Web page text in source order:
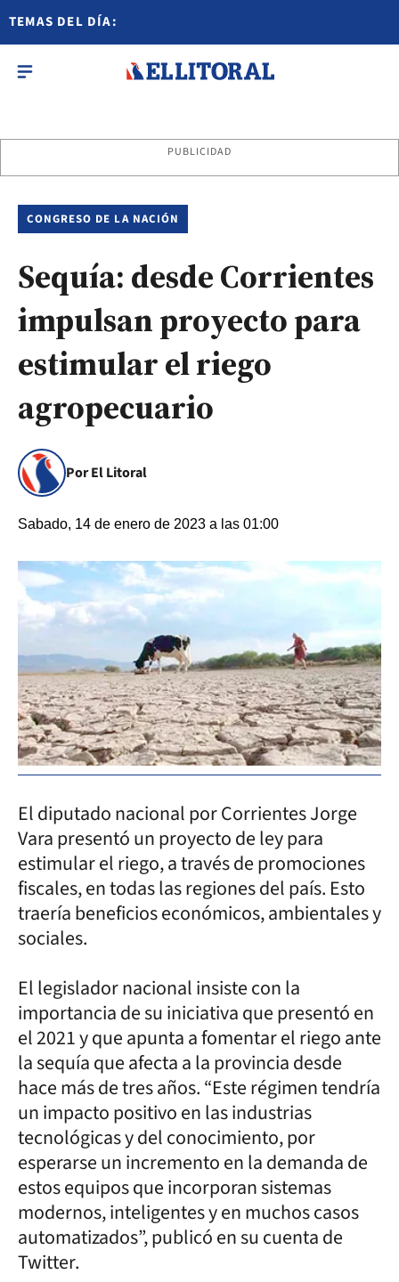
TEMAS DEL DÍA:
PUBLICIDAD
CONGRESO DE LA NACIÓN
Sequía: desde Corrientes
impulsan proyecto para
estimular el riego
agropecuario
Por El Litoral
Sabado, 14 de enero de 2023 a las 01:00
El diputado nacional por Corrientes Jorge
Vara presentó un proyecto de ley para
estimular el riego, a través de promociones
fiscales, en todas las regiones del país. Esto
traería beneficios económicos, ambientales y
sociales.
El legislador nacional insiste con la
importancia de su iniciativa que presentó en
el 2021 y que apunta a fomentar el riego ante
la sequía que afecta a la provincia desde
hace más de tres años. “Este régimen tendría
un impacto positivo en las industrias
tecnológicas y del conocimiento, por
esperarse un incremento en la demanda de
estos equipos que incorporan sistemas
modernos, inteligentes y en muchos casos
automatizados”, publicó en su cuenta de
Twitter.